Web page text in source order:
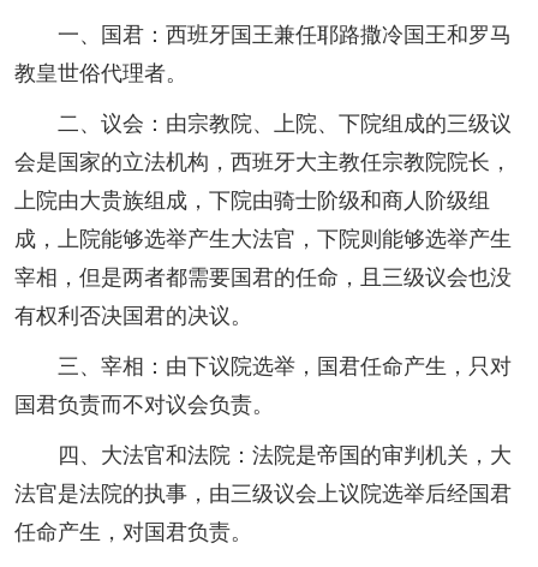
一、国君：西班牙国王兼任耶路撒冷国王和罗马
教皇世俗代理者。
二、议会：由宗教院、上院、下院组成的三级议
会是国家的立法机构，西班牙大主教任宗教院院长，
上院由大贵族组成，下院由骑士阶级和商人阶级组
成，上院能够选举产生大法官，下院则能够选举产生
宰相，但是两者都需要国君的任命，且三级议会也没
有权利否决国君的决议。
三、宰相：由下议院选举，国君任命产生，只对
国君负责而不对议会负责。
四、大法官和法院：法院是帝国的审判机关，大
法官是法院的执事，由三级议会上议院选举后经国君
任命产生，对国君负责。